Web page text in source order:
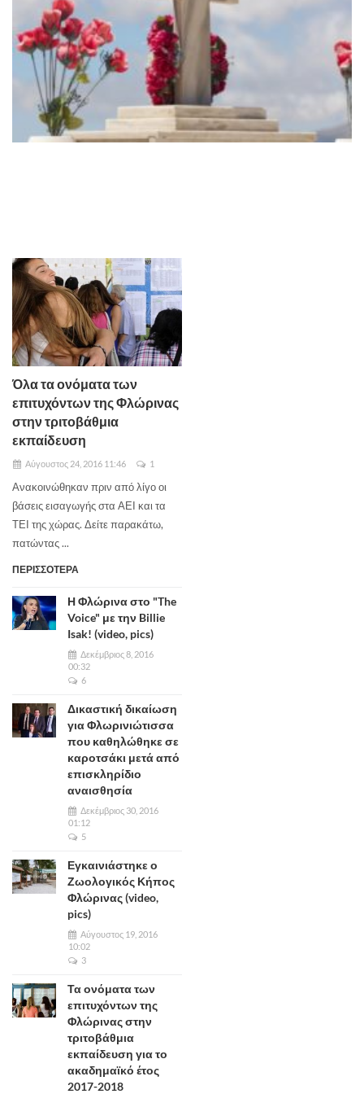
Όλα τα ονόματα των
επιτυχόντων της Φλώρινας
στην τριτοβάθμια
εκπαίδευση
Αύγουστος 24, 2016 11:46 1
Ανακοινώθηκαν πριν από λίγο οι
βάσεις εισαγωγής στα ΑΕΙ και τα
ΤΕΙ της χώρας. Δείτε παρακάτω,
πατώντας ...
ΠΕΡΙΣΣΟΤΕΡΑ
Η Φλώρινα στο "The
Voice" με την Billie
Isak! (video, pics)
Δεκέμβριος 8, 2016
00:32
6
Δικαστική δικαίωση
για Φλωρινιώτισσα
που καθηλώθηκε σε
καροτσάκι μετά από
επισκληρίδιο
αναισθησία
Δεκέμβριος 30, 2016
01:12
5
Εγκαινιάστηκε ο
Ζωολογικός Κήπος
Φλώρινας (video,
pics)
Αύγουστος 19, 2016
10:02
3
Τα ονόματα των
επιτυχόντων της
Φλώρινας στην
τριτοβάθμια
εκπαίδευση για το
ακαδημαϊκό έτος
2017-2018